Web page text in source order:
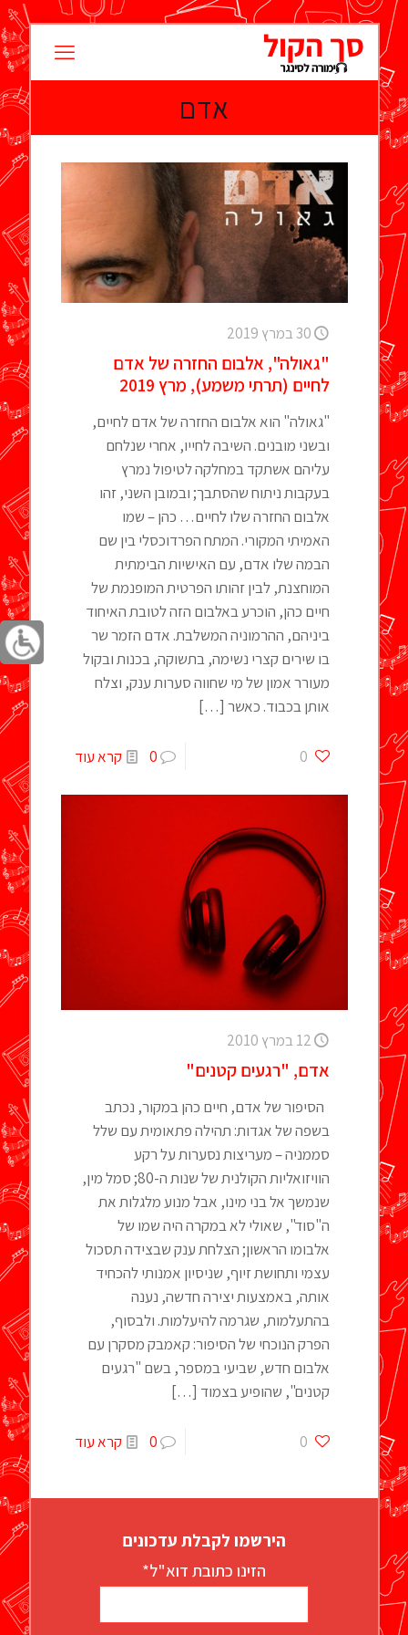
אדם
30 במרץ 2019
"גאולה", אלבום החזרה של אדם
לחיים (תרתי משמע), מרץ 2019
"גאולה" הוא אלבום החזרה של אדם לחיים,
ובשני מובנים. השיבה לחייו, אחרי שנלחם
עליהם אשתקד במחלקה לטיפול נמרץ
בעקבות ניתוח שהסתבך; ובמובן השני, זהו
אלבום החזרה שלו לחיים… כהן – שמו
האמיתי המקורי. המתח הפרדוכסלי בין שם
הבמה שלו אדם, עם האישיות הבימתית
המוחצנת, לבין זהותו הפרטית המופנמת של
חיים כהן, הוכרע באלבום הזה לטובת האיחוד
ביניהם, ההרמוניה המשלבת. אדם הזמר שר
בו שירים קצרי נשימה, בתשוקה, בכנות ובקול
מעורר אמון של מי שחווה סערות ענק, וצלח
אותן בכבוד. כאשר […]
0
0 קרא עוד
12 במרץ 2010
אדם, "רגעים קטנים"
הסיפור של אדם, חיים כהן במקור, נכתב
בשפה של אגדות: תהילה פתאומית עם שלל
סממניה – מעריצות נסערות על רקע
הוויזואליות הקולנית של שנות ה-80; סמל מין,
שנמשך אל בני מינו, אבל מנוע מלגלות את
ה"סוד", שאולי לא במקרה היה שמו של
אלבומו הראשון; הצלחת ענק שבצידה תסכול
עצמי ותחושת זיוף, שניסיון אמנותי להכחיד
אותה, באמצעות יצירה חדשה, נענה
בהתעלמות, שגרמה להיעלמות. ולבסוף,
הפרק הנוכחי של הסיפור: קאמבק מסקרן עם
אלבום חדש, שביעי במספר, בשם "רגעים
קטנים", שהופיע בצמוד […]
0
0 קרא עוד
הירשמו לקבלת עדכונים
הזינו כתובת דוא"ל*